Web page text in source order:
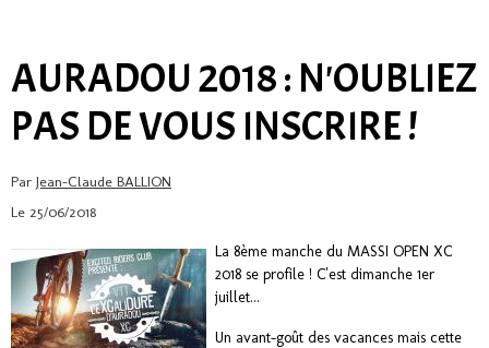
AURADOU 2018 : N'OUBLIEZ
PAS DE VOUS INSCRIRE !
Par Jean-Claude BALLION
Le 25/06/2018
La 8ème manche du MASSI OPEN XC
2018 se profile ! C'est dimanche 1er
juillet...
Un avant-goût des vacances mais cette